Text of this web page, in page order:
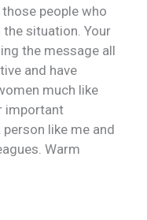
people who
situation. Your
the message all
and have
much like
important
like me and
Warm